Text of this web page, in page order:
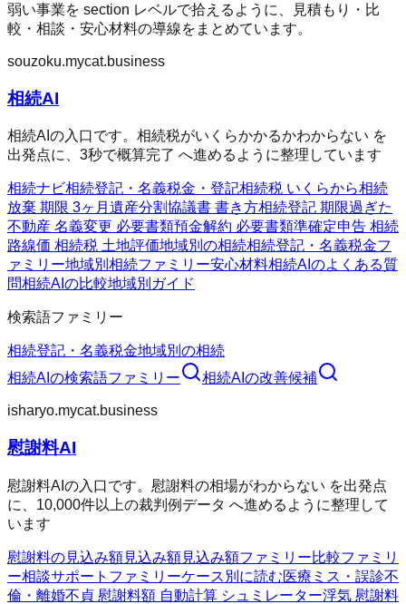
弱い事業を section レベルで拾えるように、見積もり・比
較・相談・安心材料の導線をまとめています。
souzoku.mycat.business
相続AI
相続AIの入口です。相続税がいくらかかるかわからない を
出発点に、3秒で概算完了 へ進めるように整理しています
相続ナビ相続登記・名義税金・登記相続税 いくらから相続
放棄 期限 3ヶ月 遺産分割協議書 書き方相続登記 期限過ぎた
不動産 名義変更 必要書類預金解約 必要書類準確定申告 相続
路線価 相続税 土地評価地域別の相続相続登記・名義税金フ
ァミリー地域別相続ファミリー安心材料相続AIのよくある質
問相続AIの比較地域別ガイド
検索語ファミリー
相続登記・名義税金地域別の相続
相続AI の検索語ファミリー 相続AI の改善候補
isharyo.mycat.business
慰謝料AI
慰謝料AIの入口です。慰謝料の相場がわからない を出発点
に、10,000件以上の裁判例データ へ進めるように整理して
います
慰謝料の見込み額見込み額見込み額ファミリー比較ファミリ
ー相談サポートファミリーケース別に読む医療ミス・誤診不
倫・離婚不貞 慰謝料額 自動計算 シュミレーター浮気 慰謝料